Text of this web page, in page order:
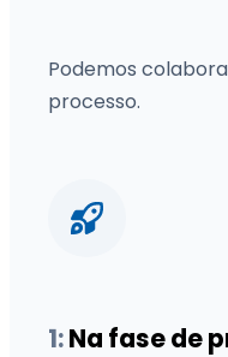
Podemos
processo.
1:Na fase de